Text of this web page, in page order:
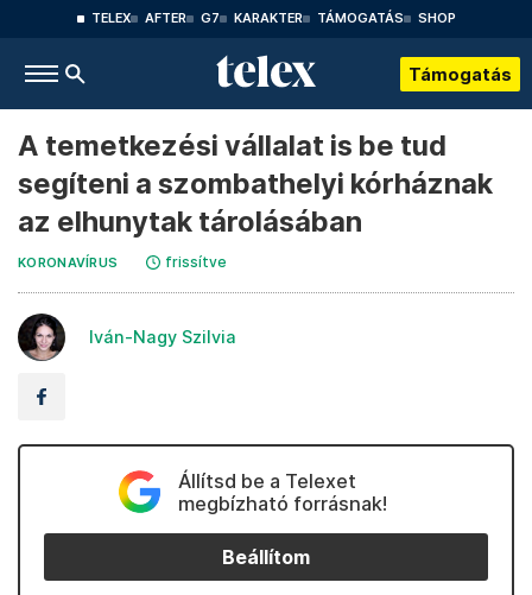
TELEX AFTER G7 KARAKTER TÁMOGATÁS SHOP
Támogatás
A temetkezési vállalat is be tud
segíteni a szombathelyi kórháznak
az elhunytak tárolásában
KORONAVÍRUS frissítve
Iván-Nagy Szilvia
Állítsd be a Telexet
megbízható forrásnak!
Beállítom